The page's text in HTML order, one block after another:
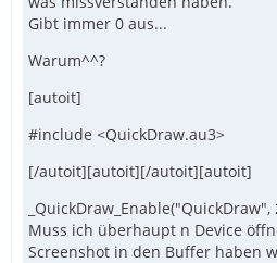
Gibt immer 0 aus...
Warum^^?
[autoit]
#include <QuickDraw.au3>
[/autoit][autoit][/autoit][autoit]
_QuickDraw_Enable("QuickDraw",
Muss ich überhaupt n Device
Screenshot in den Buffer haben